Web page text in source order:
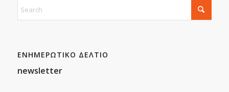
ΕΝΗΜΕΡΩΤΙΚΟ ΔΕΛΤΙΟ
newsletter